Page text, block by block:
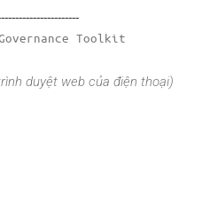
Toolkit
duyệt web của điện thoại)